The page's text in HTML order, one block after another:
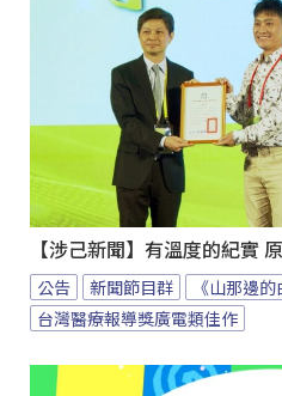
【涉己新聞】有溫度的紀實
公告 新聞節目群 《山那邊的
台灣醫療報導獎廣電類佳作